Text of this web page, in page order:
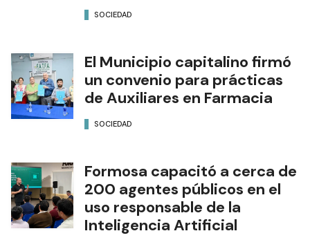
SOCIEDAD
El Municipio capitalino firmó
un convenio para prácticas
de Auxiliares en Farmacia
SOCIEDAD
Formosa capacitó a cerca de
200 agentes públicos en el
uso responsable de la
Inteligencia Artificial